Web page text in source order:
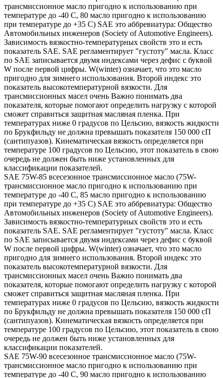
трансмиссионное масло пригодно к использованию при
температуре до -40 С, 80 масло пригодно к использованию
при температуре до +35 С) SAE это аббревиатура: Общество
Автомобильных инженеров (Society of Automotive Engineers).
Зависимость вязкостно-температурных свойств это и есть
показатель SAE. SAE регламентирует "густоту" масла. Класс
по SAE записывается двумя индексами через дефис с буквой
W после первой цифры. W(winter) означает, что это масло
пригодно для зимнего использования. Второй индекс это
показатель высокотемпературной вязкости. Для
трансмиссионных масел очень Важно понимать два
показателя, которые помогают определить нагрузку с которой
сможет справиться защитная масляная пленка. При
температурах ниже 0 градусов по Цельсию, вязкость жидкости
по Брукфильду не должна превышать показателя 150 000 сП
(сантипуазов). Кинематическая вязкость определяется при
температуре 100 градусов по Цельсию, этот показатель в свою
очередь не должен быть ниже установленных для
классификации показателей.
SAE 75W-85 всесезонное трансмиссионное масло (75W-
трансмиссионное масло пригодно к использованию при
температуре до -40 С, 85 масло пригодно к использованию
при температуре до +35 С) SAE это аббревиатура: Общество
Автомобильных инженеров (Society of Automotive Engineers).
Зависимость вязкостно-температурных свойств это и есть
показатель SAE. SAE регламентирует "густоту" масла. Класс
по SAE записывается двумя индексами через дефис с буквой
W после первой цифры. W(winter) означает, что это масло
пригодно для зимнего использования. Второй индекс это
показатель высокотемпературной вязкости. Для
трансмиссионных масел очень Важно понимать два
показателя, которые помогают определить нагрузку с которой
сможет справиться защитная масляная пленка. При
температурах ниже 0 градусов по Цельсию, вязкость жидкости
по Брукфильду не должна превышать показателя 150 000 сП
(сантипуазов). Кинематическая вязкость определяется при
температуре 100 градусов по Цельсию, этот показатель в свою
очередь не должен быть ниже установленных для
классификации показателей.
SAE 75W-90 всесезонное трансмиссионное масло (75W-
трансмиссионное масло пригодно к использованию при
температуре до -40 С, 90 масло пригодно к использованию